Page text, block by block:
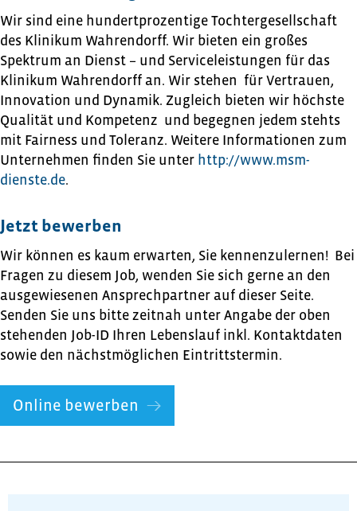
Wir sind eine hundertprozentige Tochtergesellschaft
des Klinikum Wahrendorff. Wir bieten ein großes
Spektrum an Dienst – und Serviceleistungen für das
Klinikum Wahrendorff an. Wir stehen für Vertrauen,
Innovation und Dynamik. Zugleich bieten wir höchste
Qualität und Kompetenz und begegnen jedem stehts
mit Fairness und Toleranz. Weitere Informationen zum
Unternehmen finden Sie unter http://www.msm-
dienste.de.
Jetzt bewerben
Wir können es kaum erwarten, Sie kennenzulernen! Bei
Fragen zu diesem Job, wenden Sie sich gerne an den
ausgewiesenen Ansprechpartner auf dieser Seite.
Senden Sie uns bitte zeitnah unter Angabe der oben
stehenden Job-ID Ihren Lebenslauf inkl. Kontaktdaten
sowie den nächstmöglichen Eintrittstermin.
Online bewerben